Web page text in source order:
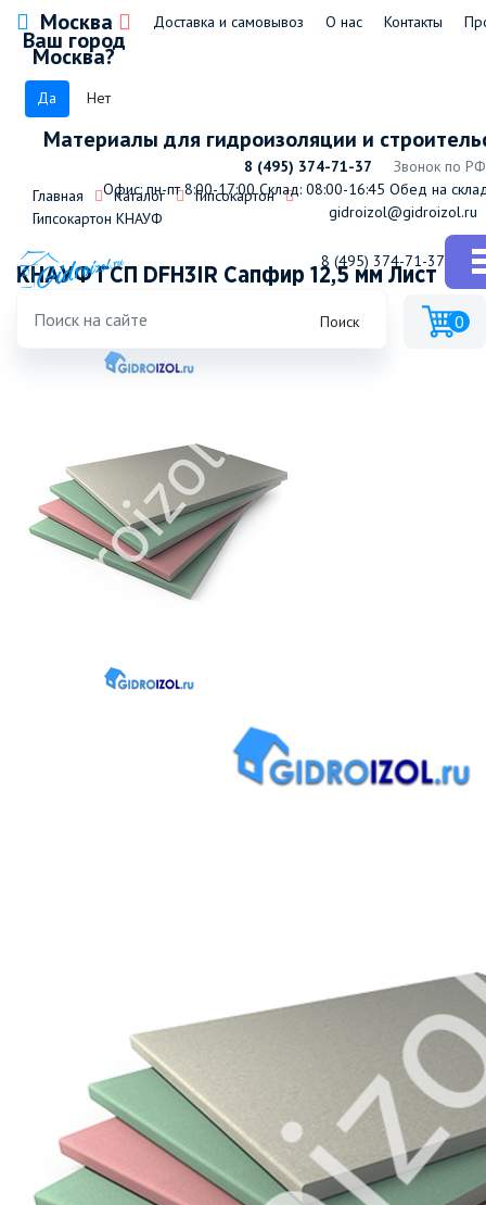
Москва
Ваш город
Москва?
Да Нет
Доставка и самовывоз О нас Контакты
Материалы для гидроизоляции и
8 (495) 374-71-37
Звонок по
Офис: пн-пт 8:00-17:00 Склад: 08:00-16:45 Обед на
gidroizol@gidroizol.ru
8 (495) 374-71-37
Поиск 0
Главная Каталог
Гипсокартон
Гипсокартон КНАУФ
КНАУФ ГСП DFH3IR Сапфир 12,5 мм Лист